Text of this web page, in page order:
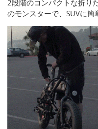
2段階のコンパクトな折り
のモンスターで、SUVに簡